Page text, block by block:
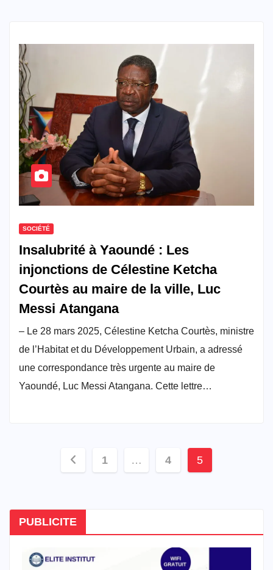
SOCIÉTÉ
Insalubrité à Yaoundé : Les
injonctions de Célestine Ketcha
Courtès au maire de la ville, Luc
Messi Atangana
– Le 28 mars 2025, Célestine Ketcha Courtès, ministre
de l’Habitat et du Développement Urbain, a adressé
une correspondance très urgente au maire de
Yaoundé, Luc Messi Atangana. Cette lettre…
Pagination
publications
1 … 4 5
PUBLICITE